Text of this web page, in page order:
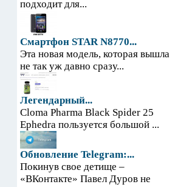
подходит для...
Смартфон STAR N8770...
Эта новая модель, которая вышла
не так уж давно сразу...
Легендарный...
Cloma Pharma Black Spider 25
Ephedra пользуется большой ...
Обновление Telegram:...
Покинув свое детище –
«ВКонтакте» Павел Дуров не